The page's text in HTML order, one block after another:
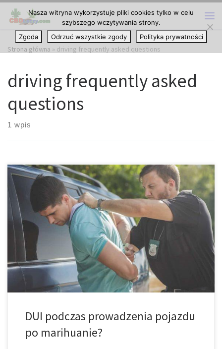
Przejdź do treści
Strona główna » driving frequently asked questions
driving frequently asked
questions
1 wpis
Czy w USA można dostać DUI podczas prowadzenia pojazdu po
marihuanie? DUI – driving under influence oznacza jazdę pod
wpływem – narkotyków lub alkoholu. Zatem, czy można w USA
dostać DUI podczas prowadzenia pojazdu po marihuanie jeśli ma
się uprawnienia do stosowania jej? Krótko odpowiedź brzmi…
TAK. Według criminaldefenselawyer.com, mimo […]
DUI podczas prowadzenia pojazdu
po marihuanie?
Nasza witryna wykorzystuje pliki cookies tylko w celu
szybszego wczytywania strony.
Zgoda
Odrzuć wszystkie zgody Polityka prywatności